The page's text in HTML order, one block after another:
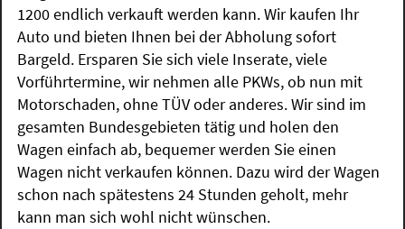
1200 endlich verkauft werden kann. Wir kaufen Ihr
Auto und bieten Ihnen bei der Abholung sofort
Bargeld. Ersparen Sie sich viele Inserate, viele
Vorführtermine, wir nehmen alle PKWs, ob nun mit
Motorschaden, ohne TÜV oder anderes. Wir sind im
gesamten Bundesgebieten tätig und holen den
Wagen einfach ab, bequemer werden Sie einen
Wagen nicht verkaufen können. Dazu wird der Wagen
schon nach spätestens 24 Stunden geholt, mehr
kann man sich wohl nicht wünschen.